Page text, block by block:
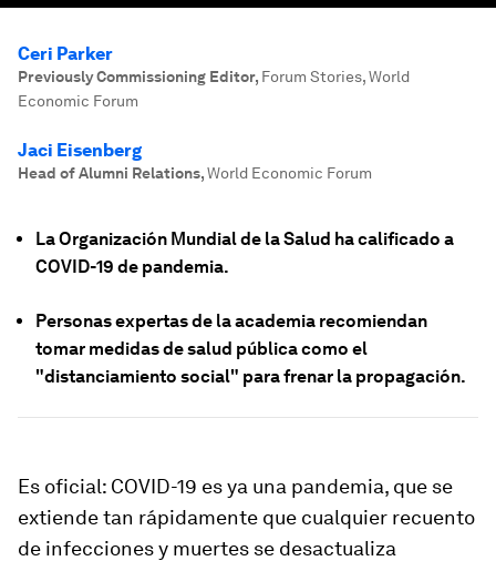
Ceri Parker
Previously Commissioning Editor, Forum Stories, World
Economic Forum
Jaci Eisenberg
Head of Alumni Relations,World Economic Forum
La Organización Mundial de la Salud ha calificado a
COVID-19 de pandemia.
Personas expertas de la academia recomiendan
tomar medidas de salud pública como el
"distanciamiento social" para frenar la propagación.
Es oficial: COVID-19 es ya una pandemia, que se
extiende tan rápidamente que cualquier recuento
de infecciones y muertes se desactualiza